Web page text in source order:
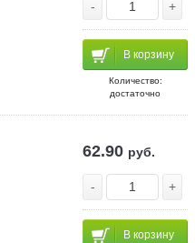
- +
В корзину
Количество:
достаточно
62.90 руб.
- +
В корзину